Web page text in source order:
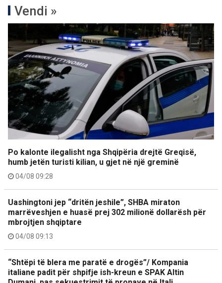
Vendi »
Po kalonte ilegalisht nga Shqipëria drejtë Greqisë,
humb jetën turisti kilian, u gjet në një greminë
04/08 09:28
Uashingtoni jep “dritën jeshile”, SHBA miraton
marrëveshjen e huasë prej 302 milionë dollarësh për
mbrojtjen shqiptare
04/08 09:13
“Shtëpi të blera me paratë e drogës”/ Kompania
italiane padit për shpifje ish-kreun e SPAK Altin